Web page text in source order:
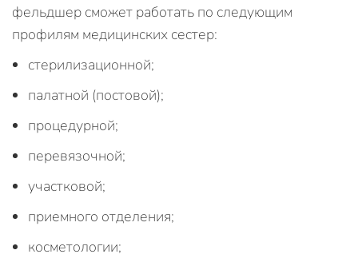
фельдшер сможет работать по следующим
профилям медицинских сестер:
стерилизационной;
палатной (постовой);
процедурной;
перевязочной;
участковой;
приемного отделения;
косметологии;